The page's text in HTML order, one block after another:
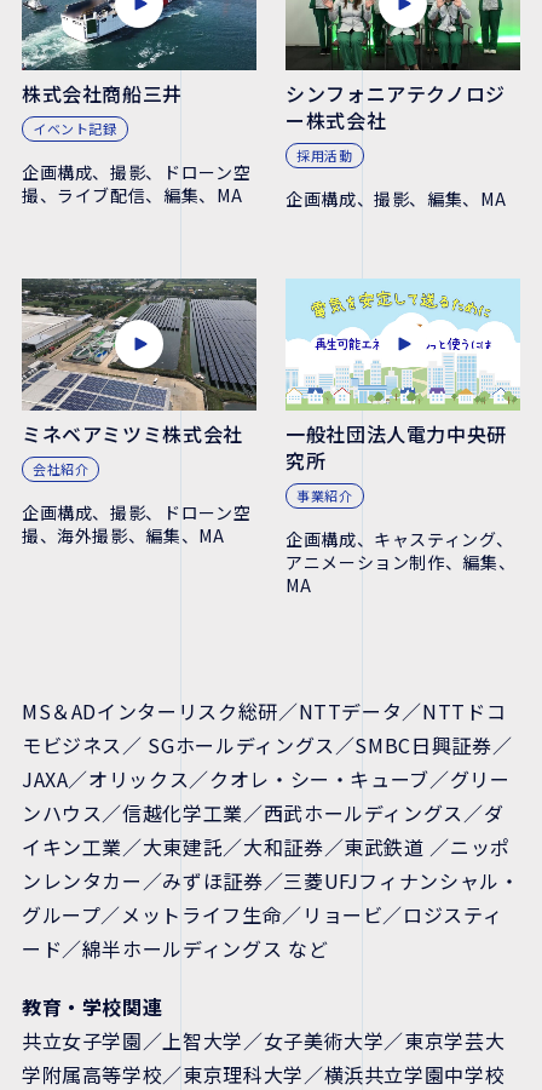
株式会社商船三井
イベント記録
企画構成、撮影、ドローン空
撮、ライブ配信、編集、MA
シンフォニアテクノロジ
ー株式会社
採用活動
企画構成、撮影、編集、MA
ミネベアミツミ株式会社
会社紹介
企画構成、撮影、ドローン空
撮、海外撮影、編集、MA
一般社団法人電力中央研
究所
事業紹介
企画構成、キャスティング、
アニメーション制作、編集、
MA
MS＆ADインターリスク総研／NTTデータ／NTTドコ
モビジネス／ SGホールディングス／SMBC日興証券／
JAXA／オリックス／クオレ・シー・キューブ／グリー
ンハウス／信越化学工業／西武ホールディングス／ダ
イキン工業／大東建託／大和証券／東武鉄道 ／ニッポ
ンレンタカー／みずほ証券／三菱UFJフィナンシャル・
グループ／メットライフ生命／リョービ／ロジスティ
ード／綿半ホールディングス など
教育・学校関連
共立女子学園／上智大学／女子美術大学／東京学芸大
学附属高等学校／東京理科大学／横浜共立学園中学校